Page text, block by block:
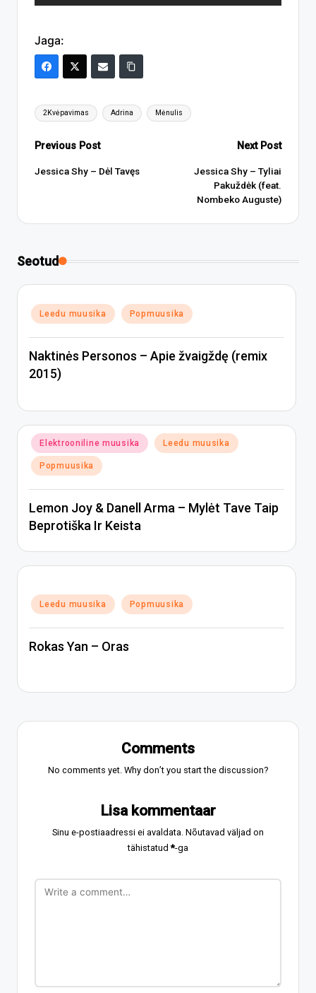
Jaga:
Tags:
2Kvėpavimas Adrina Mėnulis
Post
navigation
Previous Post
Jessica Shy – Dėl Tavęs
Next Post
Jessica Shy – Tyliai
Pakuždėk (feat.
Nombeko Auguste)
Seotud
Posted
in
Leedu muusika Popmuusika
Naktinės Personos – Apie žvaigždę (remix
2015)
Posted
in
Elektrooniline muusika Leedu muusika
Popmuusika
Lemon Joy & Danell Arma – Mylėt Tave Taip
Beprotiška Ir Keista
Posted
in
Leedu muusika Popmuusika
Rokas Yan – Oras
Comments
No comments yet. Why don’t you start the discussion?
Lisa kommentaar
Sinu e-postiaadressi ei avaldata. Nõutavad väljad on
tähistatud*-ga